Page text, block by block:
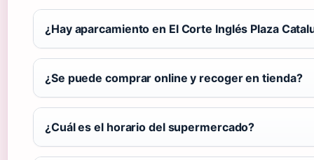
¿Hay aparcamiento en El Corte Inglés Plaza
¿Se puede comprar online y recoger en tienda?
¿Cuál es el horario del supermercado?